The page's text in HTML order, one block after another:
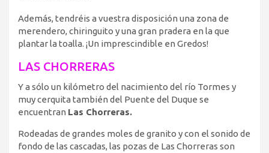
Además, tendréis a vuestra disposición una zona de
merendero, chiringuito y una gran pradera en la que
plantar la toalla. ¡Un imprescindible en Gredos!
LAS CHORRERAS
Y a sólo un kilómetro del nacimiento del río Tormes y
muy cerquita también del Puente del Duque se
encuentran Las Chorreras.
Rodeadas de grandes moles de granito y con el sonido de
fondo de las cascadas, las pozas de Las Chorreras son